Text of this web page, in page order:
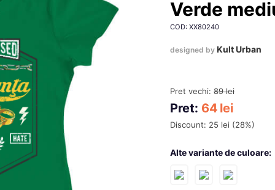
Verde
COD: XX80240
designed by Kult Urban
Pret vechi: 89 lei
Pret: 64 lei
Discount: 25 lei (28%)
Alte variante de culoare: